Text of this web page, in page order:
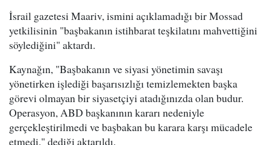
İsrail gazetesi Maariv, ismini açıklamadığı bir Mossad
yetkilisinin "başbakanın istihbarat teşkilatını mahvettiğini
söylediğini" aktardı.
Kaynağın, "Başbakanın ve siyasi yönetimin savaşı
yönetirken işlediği başarısızlığı temizlemekten başka
görevi olmayan bir siyasetçiyi atadığınızda olan budur.
Operasyon, ABD başkanının kararı nedeniyle
gerçekleştirilmedi ve başbakan bu karara karşı mücadele
etmedi." dediği aktarıldı.